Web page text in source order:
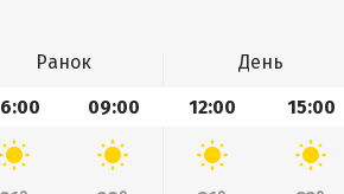
Ранок День
09:00 12:00 15:00